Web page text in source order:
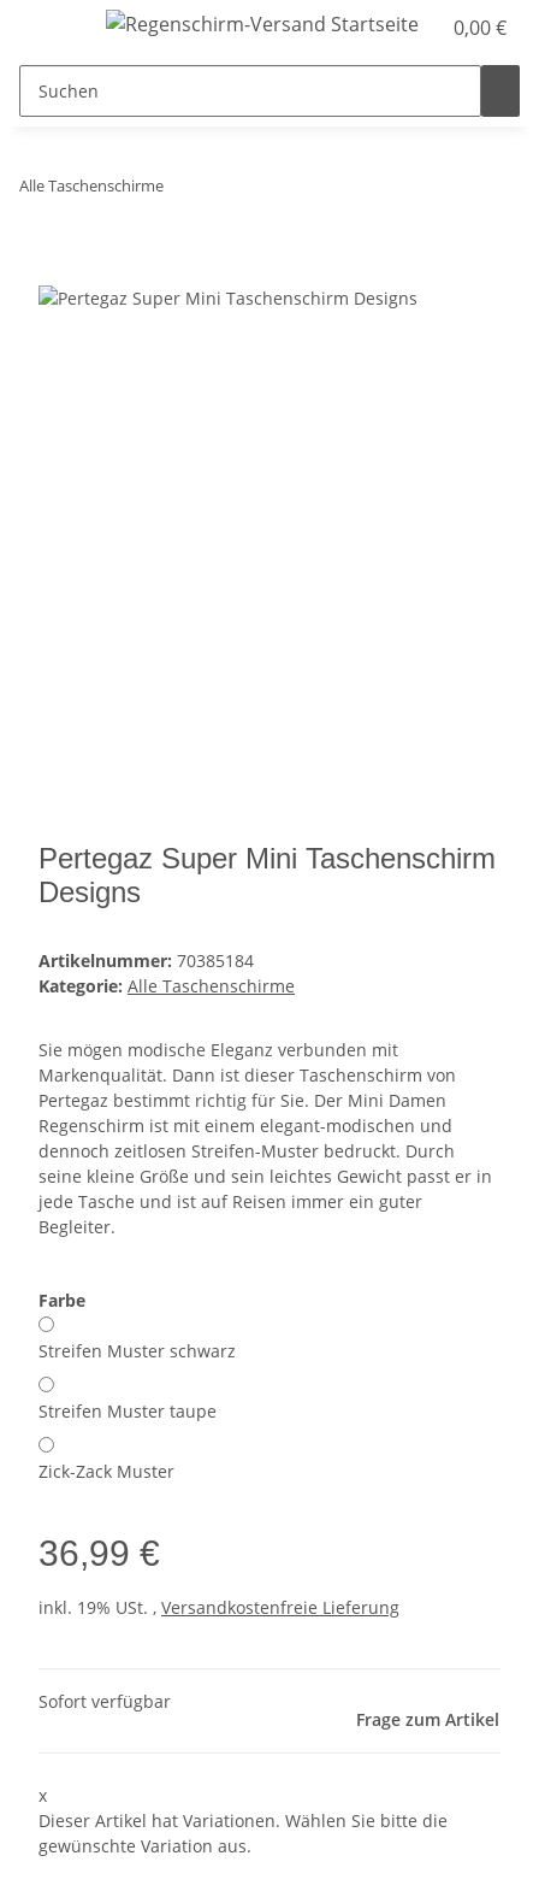
0,00 €
Alle Taschenschirme
Pertegaz Super Mini Taschenschirm
Designs
Artikelnummer: 70385184
Kategorie: Alle Taschenschirme
Sie mögen modische Eleganz verbunden mit
Markenqualität. Dann ist dieser Taschenschirm von
Pertegaz bestimmt richtig für Sie. Der Mini Damen
Regenschirm ist mit einem elegant-modischen und
dennoch zeitlosen Streifen-Muster bedruckt. Durch
seine kleine Größe und sein leichtes Gewicht passt er in
jede Tasche und ist auf Reisen immer ein guter
Begleiter.
Farbe
Streifen Muster schwarz
Streifen Muster taupe
Zick-Zack Muster
36,99 €
inkl. 19% USt. , Versandkostenfreie Lieferung
Sofort verfügbar
Frage zum Artikel
x
Dieser Artikel hat Variationen. Wählen Sie bitte die
gewünschte Variation aus.